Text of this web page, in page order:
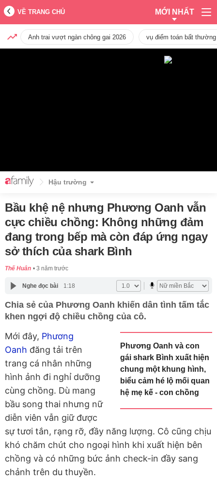
VỀ TRANG CHỦ MỚI NHẤT
Anh trai vượt ngàn chông gai 2026 vụ điểm toán bất
Hậu trường
Bầu khệ nệ nhưng Phương Oanh vẫn
cực chiều chồng: Không những đảm
đang trong bếp mà còn đáp ứng ngay
sở thích của shark Bình
Thế Huân 3 năm trước
Nghe đọc bài 1:18
Chia sẻ của Phương Oanh khiến dân tình tấm tắc
khen ngợi độ chiều chồng của cô.
Phương Oanh và con
gái shark Bình xuất hiện
chung một khung hình,
biểu cảm hé lộ mối quan
hệ mẹ kế - con chồng
Mới đây, Phương
Oanh đăng tải trên
trang cá nhân những
hình ảnh đi nghỉ dưỡng
cùng chồng. Dù mang
bầu song thai nhưng nữ
diễn viên vẫn giữ được
sự tươi tắn, rạng rỡ, đầy năng lượng. Cô cũng chịu
khó chăm chút cho ngoại hình khi xuất hiện bên
chồng và có những bức ảnh check-in đầy sang
chảnh trên du thuyền.